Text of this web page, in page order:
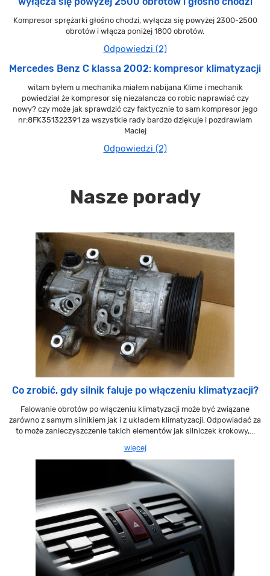
Kompresor sprężarki głośno chodzi, wyłącza się powyżej 2300-2500
obrotów i włącza poniżej 1800 obrotów.
Odpowiedzi (2)
Mercedes Benz C klassa 2002: kompresor klimatyzacji
witam byłem u mechanika miałem nabijana Klime i mechanik
powiedział że kompresor się niezałancza co robic naprawiać czy
nowy? czy może jak sprawdzić czy faktycznie to sam kompresor jego
nr:8FK351322391 za wszystkie rady bardzo dziękuje i pozdrawiam
Maciej
Odpowiedzi (2)
Nasze porady
Co zrobić, gdy silnik faluje po włączeniu klimatyzacji?
Falowanie obrotów po włączeniu klimatyzacji może być związane
zarówno z samym silnikiem jak i z układem klimatyzacji. Odpowiadać za
to może zanieczyszczenie takich elementów jak silniczek krokowy,...
więcej